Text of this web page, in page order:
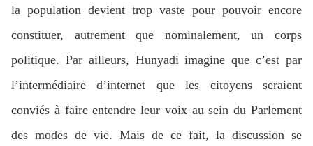
la population devient trop vaste pour pouvoir encore
constituer, autrement que nominalement, un corps
politique. Par ailleurs, Hunyadi imagine que c’est par
l’intermédiaire d’internet que les citoyens seraient
conviés à faire entendre leur voix au sein du Parlement
des modes de vie. Mais de ce fait, la discussion se